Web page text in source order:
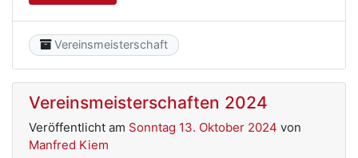
Category
Vereinsmeisterschaft
Vereinsmeisterschaften 2024
Veröffentlicht am Sonntag 13. Oktober 2024 von
Manfred Kiem